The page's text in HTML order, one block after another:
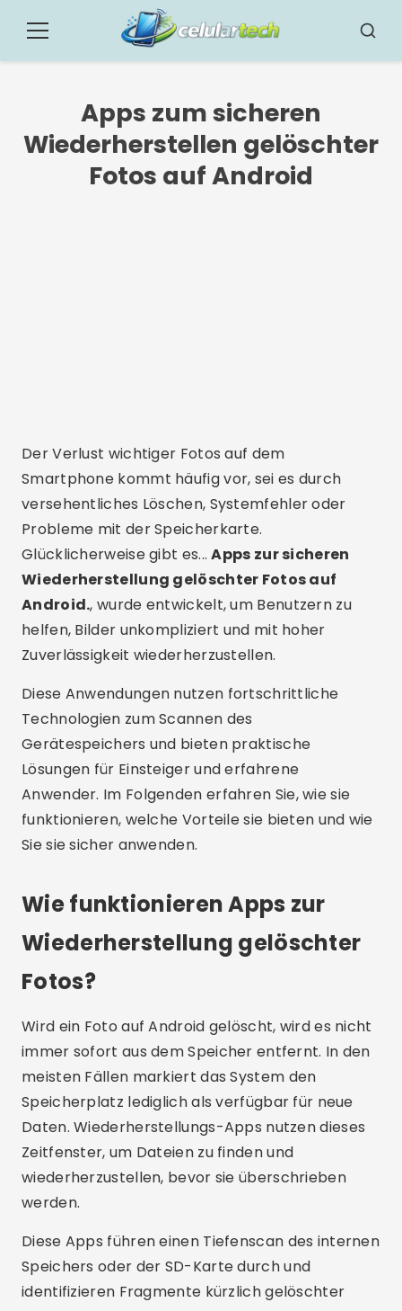
paraSpeisekarte
Apps zum sicheren
Wiederherstellen gelöschter
Fotos auf Android
Der Verlust wichtiger Fotos auf dem
Smartphone kommt häufig vor, sei es durch
versehentliches Löschen, Systemfehler oder
Probleme mit der Speicherkarte.
Glücklicherweise gibt es...Apps zur sicheren
Wiederherstellung gelöschter Fotos auf
Android., wurde entwickelt, um Benutzern zu
helfen, Bilder unkompliziert und mit hoher
Zuverlässigkeit wiederherzustellen.
Diese Anwendungen nutzen fortschrittliche
Technologien zum Scannen des
Gerätespeichers und bieten praktische
Lösungen für Einsteiger und erfahrene
Anwender. Im Folgenden erfahren Sie, wie sie
funktionieren, welche Vorteile sie bieten und wie
Sie sie sicher anwenden.
Wie funktionieren Apps zur
Wiederherstellung gelöschter
Fotos?
Wird ein Foto auf Android gelöscht, wird es nicht
immer sofort aus dem Speicher entfernt. In den
meisten Fällen markiert das System den
Speicherplatz lediglich als verfügbar für neue
Daten. Wiederherstellungs-Apps nutzen dieses
Zeitfenster, um Dateien zu finden und
wiederherzustellen, bevor sie überschrieben
werden.
Diese Apps führen einen Tiefenscan des internen
Speichers oder der SD-Karte durch und
identifizieren Fragmente kürzlich gelöschter